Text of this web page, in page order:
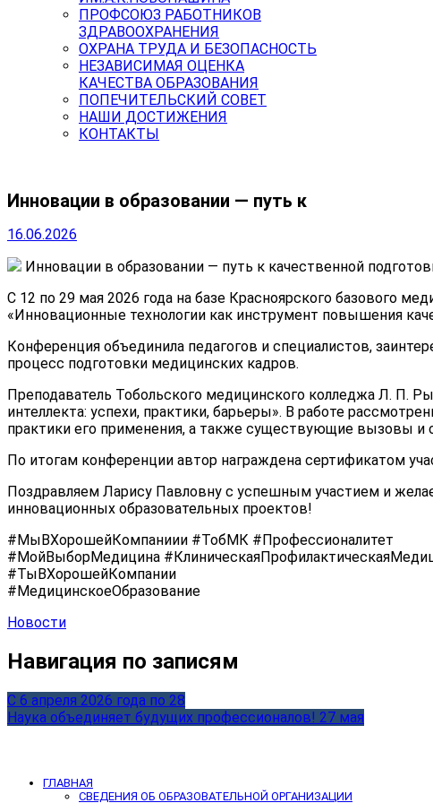
ПРОФСОЮЗ РАБОТНИКОВ
ЗДРАВООХРАНЕНИЯ
ОХРАНА ТРУДА И БЕЗОПАСНОСТЬ
НЕЗАВИСИМАЯ ОЦЕНКА
КАЧЕСТВА ОБРАЗОВАНИЯ
ПОПЕЧИТЕЛЬСКИЙ СОВЕТ
НАШИ ДОСТИЖЕНИЯ
КОНТАКТЫ
Инновации в образовании — путь к
16.06.2026
Инновации в образовании — путь к качественной
С 12 по 29 мая 2026 года на базе Красноярского базового
«Инновационные технологии как инструмент повышения
Конференция объединила педагогов и специалистов,
процесс подготовки медицинских кадров.
Преподаватель Тобольского медицинского колледжа Л. П.
интеллекта: успехи, практики, барьеры». В работе
практики его применения, а также существующие вызовы и
По итогам конференции автор награждена сертификатом
Поздравляем Ларису Павловну с успешным участием и
инновационных образовательных проектов!
#МыВХорошейКомпаниии #ТобМК #Профессионалитет
#МойВыборМедицина
#ТыВХорошейКомпании
#МедицинскоеОбразование
Новости
Навигация по записям
С 6 апреля 2026 года по 28
Наука объединяет будущих профессионалов! 27 мая
ГЛАВНАЯ
СВЕДЕНИЯ ОБ ОБРАЗОВАТЕЛЬНОЙ ОРГАНИЗАЦИИ